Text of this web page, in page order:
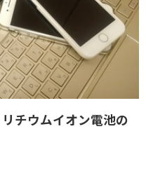
チウムイオン電池の